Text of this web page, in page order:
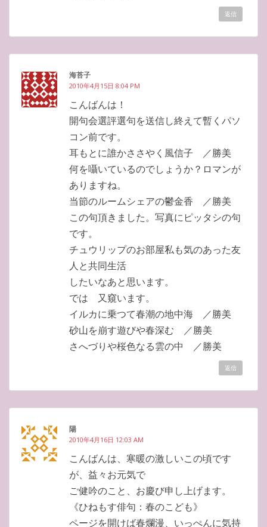
返信
海苔子
2010年4月15日 8:04 PM
こんばんは！
開句会選評選句を送信し終えて暫くパソ
コン前です。
耳もとに誰かささやく風信子 ／勝美
何を囁いているのでしょうか？ロマンが
ありますね。
当節のルームシェアの鬱金香 ／勝美
この句頂きました。写真にピッタシの句
です。
チュウリップのお部屋私も気のあった友
人と共同生活
したいなあと思います。
では 又窺います。
イルカに乗つて春潮の地中海 ／勝美
砂山を崩す遊びや春深む ／勝美
さへづりや桜色なる雲の中 ／勝美
返信
陽
2010年4月16日 12:03 AM
こんばんは、寒暖の激しいこの頃です
が、益々お元気で
ご健吟のこと、お慶び申し上げます。
《ひねもす俳句：春のこども》
ページを開けば春爛漫、いっぺんに気持